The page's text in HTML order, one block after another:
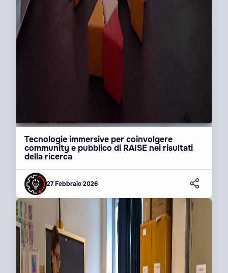
Tecnologie immersive per coinvolgere
community e pubblico di RAISE nei risultati
della ricerca
27 Febbraio 2026